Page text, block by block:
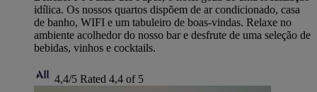
idílica. Os nossos quartos dispõem de ar condicionado, casa
de banho, WIFI e um tabuleiro de boas-vindas. Relaxe no
ambiente acolhedor do nosso bar e desfrute de uma seleção de
bebidas, vinhos e cocktails.
4,4/5 Rated 4,4 of 5